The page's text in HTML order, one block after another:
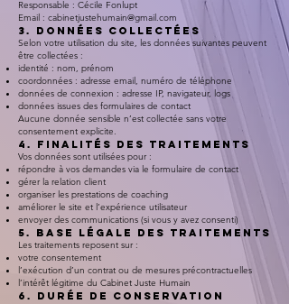
Responsable : Cécile Fonlupt
Email : cabinetjustehumain@gmail.com
3. Données collectées
Selon votre utilisation du site, les données suivantes peuvent
être collectées :
identité : nom, prénom
coordonnées : adresse email, numéro de téléphone
données de connexion : adresse IP, navigateur, logs
données issues des formulaires de contact
Aucune donnée sensible n’est collectée sans votre
consentement explicite.
4. Finalités des traitements
Vos données sont utilisées pour :
répondre à vos demandes via le formulaire de contact
gérer la relation client
organiser les prestations de coaching
améliorer le site et l’expérience utilisateur
envoyer des communications (si vous y avez consenti)
5. Base légale des traitements
Les traitements reposent sur :
votre consentement
l’exécution d’un contrat ou de mesures précontractuelles
l’intérêt légitime du Cabinet Juste Humain
6. Durée de conservation